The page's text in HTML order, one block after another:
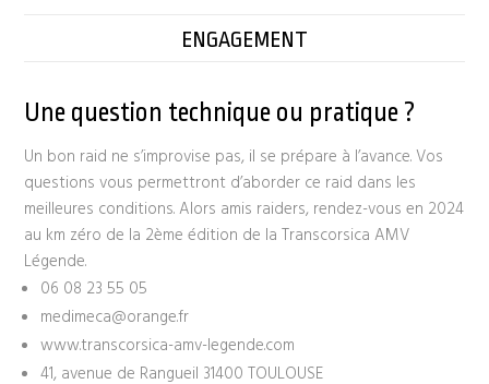
ENGAGEMENT
Une question technique ou pratique ?
Un bon raid ne s’improvise pas, il se prépare à l’avance. Vos
questions vous permettront d’aborder ce raid dans les
meilleures conditions. Alors amis raiders, rendez-vous en 2024
au km zéro de la 2ème édition de la Transcorsica AMV
Légende.
06 08 23 55 05
medimeca@orange.fr
www.transcorsica-amv-legende.com
41, avenue de Rangueil 31400 TOULOUSE